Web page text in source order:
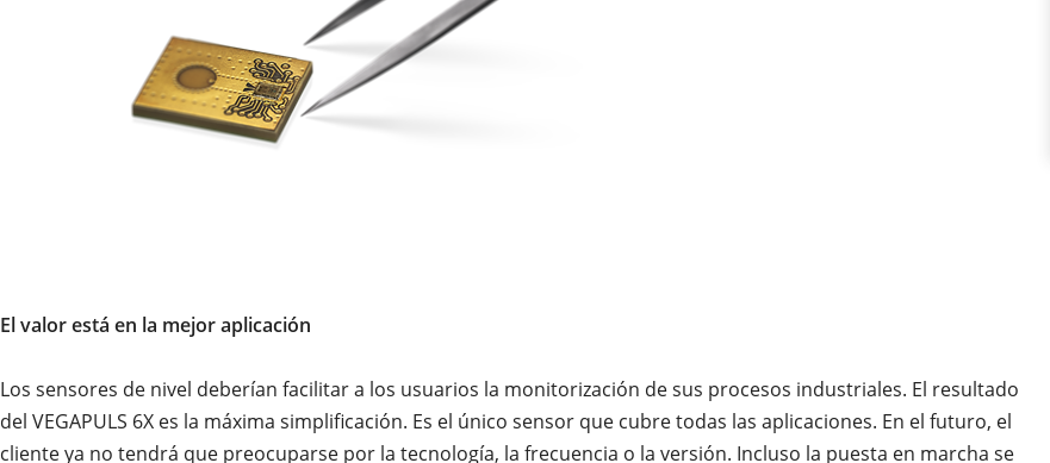
El valor está en la mejor aplicación
Los sensores de nivel deberían facilitar a los usuarios la monitorización de sus procesos industriales. El resultado
del VEGAPULS 6X es la máxima simplificación. Es el único sensor que cubre todas las aplicaciones. En el futuro, el
cliente ya no tendrá que preocuparse por la tecnología, la frecuencia o la versión. Incluso la puesta en marcha se